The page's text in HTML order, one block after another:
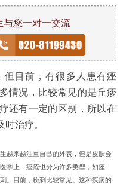
与您一对一交流
目前，有很多人患有痤
情况，比较常见的是丘疹
还有一定的区别，所以在
治疗。
来越注重自己的外表，但是皮肤会
学上，痤疮也分为许多类型，如痤
。目前，粉刺比较常见。这种疾病的